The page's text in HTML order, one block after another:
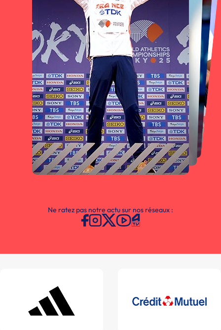
Ne ratez pas notre actu sur nos réseaux :